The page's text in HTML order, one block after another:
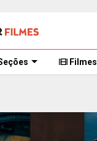
Filmes